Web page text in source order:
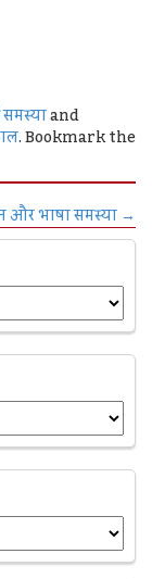
and
. Bookmark the
और भाषा समस्या→